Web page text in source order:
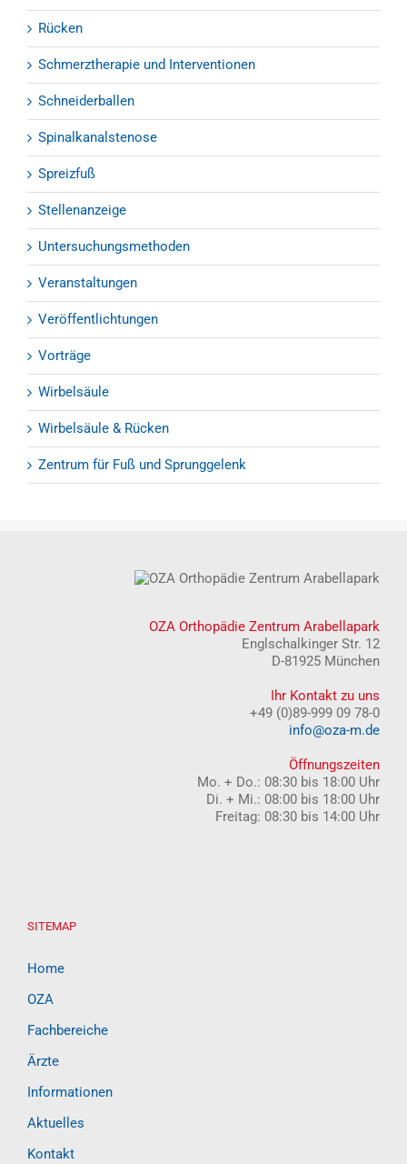
Rücken
Schmerztherapie und Interventionen
Schneiderballen
Spinalkanalstenose
Spreizfuß
Stellenanzeige
Untersuchungsmethoden
Veranstaltungen
Veröffentlichtungen
Vorträge
Wirbelsäule
Wirbelsäule & Rücken
Zentrum für Fuß und Sprunggelenk
OZA Orthopädie Zentrum Arabellapark
Englschalkinger Str. 12
D-81925 München
Ihr Kontakt zu uns
+49 (0)89-999 09 78-0
info@oza-m.de
Öffnungszeiten
Mo. + Do.: 08:30 bis 18:00 Uhr
Di. + Mi.: 08:00 bis 18:00 Uhr
Freitag: 08:30 bis 14:00 Uhr
SITEMAP
Home
OZA
Fachbereiche
Ärzte
Informationen
Aktuelles
Kontakt